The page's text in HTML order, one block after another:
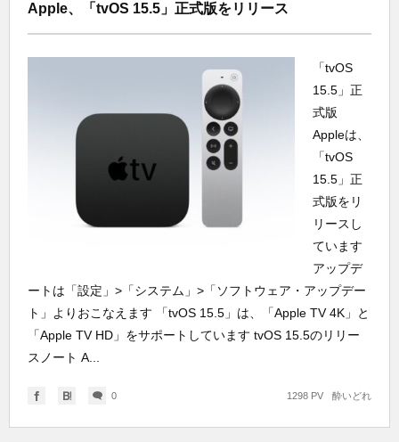
Apple、「tvOS 15.5」正式版をリリース
「tvOS
15.5」正
式版
Appleは、
「tvOS
15.5」正
式版をリ
リースし
ています
アップデ
ートは「設定」>「システム」>「ソフトウェア・アップデー
ト」よりおこなえます 「tvOS 15.5」は、「Apple TV 4K」と
「Apple TV HD」をサポートしています tvOS 15.5のリリー
スノート A...
0 酔いどれ
1298 PV